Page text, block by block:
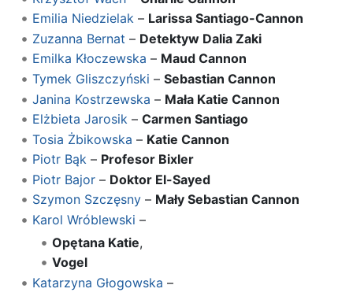
Emilia Niedzielak– Larissa Santiago-Cannon
Zuzanna Bernat – Detektyw Dalia Zaki
Emilka Kłoczewska – Maud Cannon
Tymek Gliszczyński – Sebastian Cannon
Janina Kostrzewska – Mała Katie Cannon
Elżbieta Jarosik– Carmen Santiago
Tosia Żbikowska – Katie Cannon
Piotr Bąk– Profesor Bixler
Piotr Bajor– Doktor El-Sayed
Szymon Szczęsny– Mały Sebastian Cannon
Karol Wróblewski –
Opętana Katie,
Vogel
Katarzyna Głogowska –